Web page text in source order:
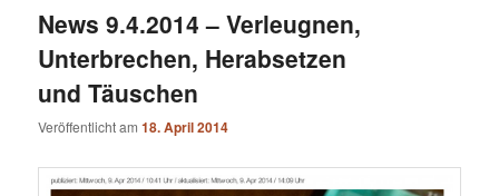
News 9.4.2014 – Verleugnen,
Unterbrechen, Herabsetzen
und Täuschen
Veröffentlicht am18. April 2014